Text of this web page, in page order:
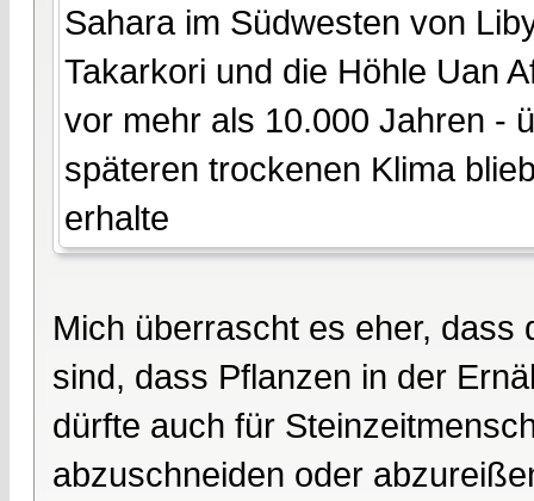
Sahara im Südwesten von
Takarkori und die Höhle Uan
vor mehr als 10.000 Jahren -
späteren trockenen Klima
erhalte
Mich überrascht es eher,
sind, dass Pflanzen in der
dürfte auch für
abzuschneiden oder